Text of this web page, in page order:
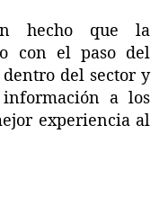
hecho que la
con el paso del
del sector y
a los
experiencia al